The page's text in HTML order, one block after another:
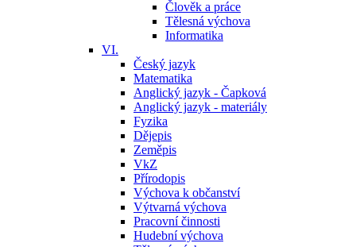
Člověk a práce
Tělesná výchova
Informatika
VI.
Český jazyk
Matematika
Anglický jazyk - Čapková
Anglický jazyk - materiály
Fyzika
Dějepis
Zeměpis
VkZ
Přírodopis
Výchova k občanství
Výtvarná výchova
Pracovní činnosti
Hudební výchova